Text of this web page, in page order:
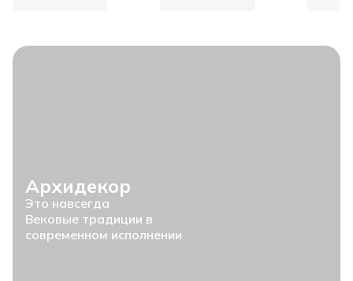
Архидекор
Это навсегда
Вековые традиции в
современном исполнении